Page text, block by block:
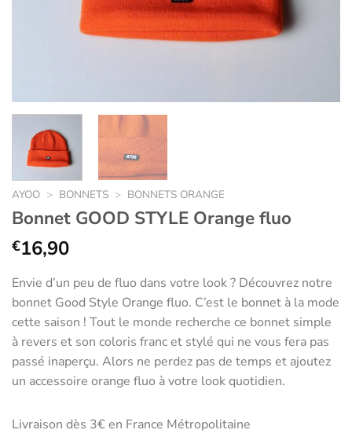
AYOO > BONNETS > BONNETS ORANGE
Bonnet GOOD STYLE Orange fluo
€16,90
Envie d’un peu de fluo dans votre look ? Découvrez notre
bonnet Good Style Orange fluo. C’est le bonnet à la mode
cette saison ! Tout le monde recherche ce bonnet simple
à revers et son coloris franc et stylé qui ne vous fera pas
passé inaperçu. Alors ne perdez pas de temps et ajoutez
un accessoire orange fluo à votre look quotidien.
Livraison dès 3€ en France Métropolitaine